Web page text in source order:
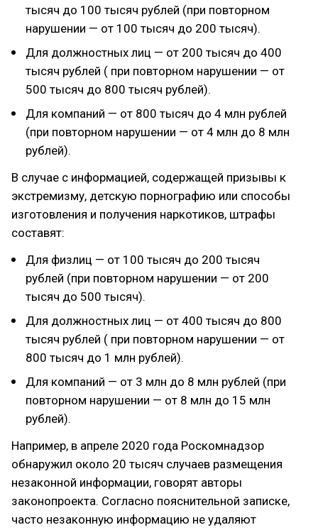
тысяч до 100 тысяч рублей (при повторном
нарушении — от 100 тысяч до 200 тысяч).
Для должностных лиц — от 200 тысяч до 400
тысяч рублей ( при повторном нарушении — от
500 тысяч до 800 тысяч рублей).
Для компаний — от 800 тысяч до 4 млн рублей
(при повторном нарушении — от 4 млн до 8 млн
рублей).
В случае с информацией, содержащей призывы к
экстремизму, детскую порнографию или способы
изготовления и получения наркотиков, штрафы
составят:
Для физлиц — от 100 тысяч до 200 тысяч
рублей (при повторном нарушении — от 200
тысяч до 500 тысяч).
Для должностных лиц — от 400 тысяч до 800
тысяч рублей ( при повторном нарушении — от
800 тысяч до 1 млн рублей).
Для компаний — от 3 млн до 8 млн рублей (при
повторном нарушении — от 8 млн до 15 млн
рублей).
Например, в апреле 2020 года Роскомнадзор
обнаружил около 20 тысяч случаев размещения
незаконной информации, говорят авторы
законопроекта. Согласно пояснительной записке,
часто незаконную информацию не удаляют